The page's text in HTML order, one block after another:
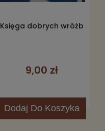
Księga dobrych wróżb
9,00 zł
Dodaj Do Koszyka